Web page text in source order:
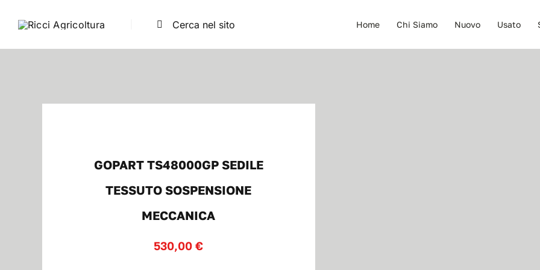
Cerca
Home Chi Siamo Nuovo Usato
GOPART TS48000GP SEDILE
TESSUTO SOSPENSIONE
MECCANICA
530,00€